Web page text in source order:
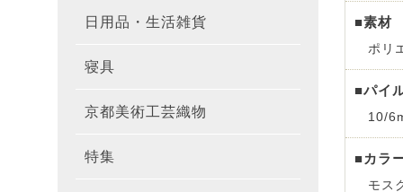
遮熱レ
無地・
colne
カーテ
アレル
洗える
カーペ
約
円形・
約
約
滑り止
マット
ラグ
マット
雑貨
キャラ
ミッキ
スリッパ
トイレ
布・生
日用品・生活雑貨 キッチ
キッチ
リビン
玄関用
寝具 布団カ
敷きパ
枕
京都美術工芸織物 風呂敷
テーブ
特集 北欧イ
■素材
ポリ
■パイ
10/
■カラ
モス